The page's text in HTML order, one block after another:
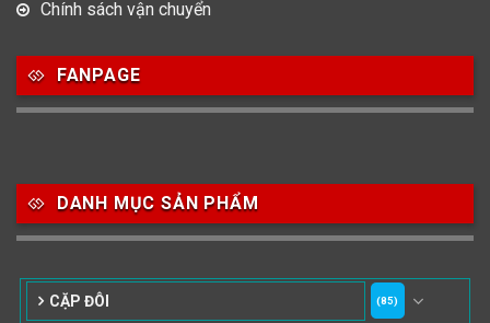
Chính sách vận chuyển
FANPAGE
DANH MỤC SẢN PHẨM
CẶP ĐÔI (85)